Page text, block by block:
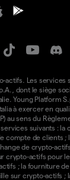
actifs. Les services
dont le siège
Young Platform
à exercer en
au sens du
suivants : la
compte de clients ;
de crypto-
crypto-actifs pour
; la fourniture
sur crypto-actifs ;